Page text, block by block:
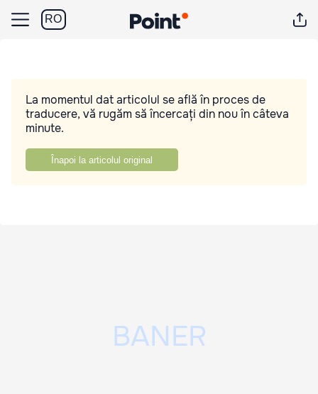
RO
La momentul dat articolul se află în proces de
traducere, vă rugăm să încercați din nou în câteva
minute.
Înapoi la articolul original